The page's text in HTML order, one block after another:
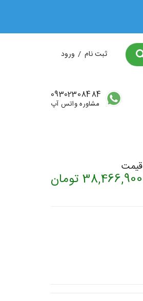
ثبت نام / ورود
09302308484
مشاوره واتس آپ
قیمت
38,466,900 تومان